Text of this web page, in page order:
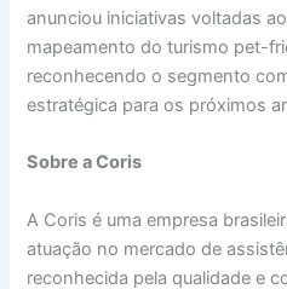
anunciou iniciativas voltadas
mapeamento do turismo pet-
reconhecendo o segmento
estratégica para os próximos
Sobre a Coris
A Coris é uma empresa
atuação no mercado de
reconhecida pela qualidade e